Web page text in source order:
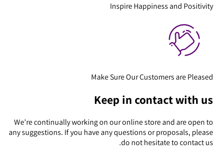
Inspire Happiness and Positivity
Make Sure Our Customers are Pleased
Keep in contact with us
We're continually working on our online store and are open to
any suggestions. If you have any questions or proposals, please
do not hesitate to contact us.